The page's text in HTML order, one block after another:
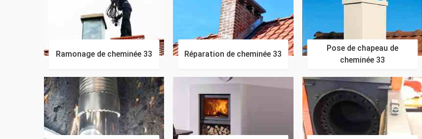
Ramonage de cheminée 33 Réparation de cheminée 33
Pose de chapeau de
cheminée 33